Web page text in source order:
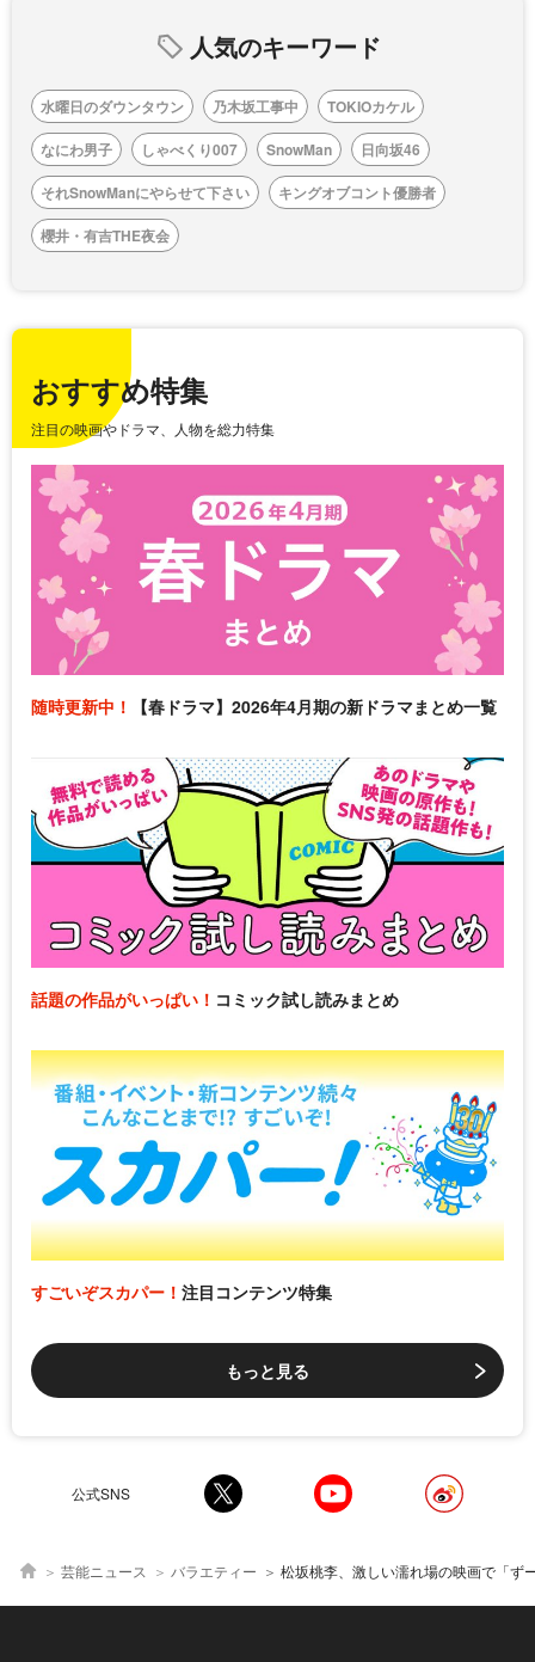
人気のキーワード
水曜日のダウンタウン 乃木坂工事中
TOKIOカケル
なにわ男子
しゃべくり007 SnowMan
日向坂46
それSnowManにやらせて下さい
キングオブコント優勝者
櫻井・有吉THE夜会
おすすめ特集
注目の映画やドラマ、人物を総力特集
随時更新中！ 【春ドラマ】2026年4月期の新ドラマまとめ一覧
話題の作品がいっぱい！ コミック試し読みまとめ
すごいぞスカパー！ 注目コンテンツ特集
もっと見る
公式SNS
芸能ニュース バラエティー 松坂桃李、激しい濡れ場の映画で「ずーっと腰振